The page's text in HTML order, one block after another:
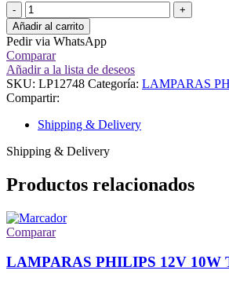
Añadir al carrito
Pedir via WhatsApp
Comparar
Añadir a la lista de deseos
SKU: LP12748 Categoría: LAMPARAS
Compartir:
Shipping & Delivery
Shipping & Delivery
Productos relacionados
Comparar
LAMPARAS PHILIPS 12V 10W